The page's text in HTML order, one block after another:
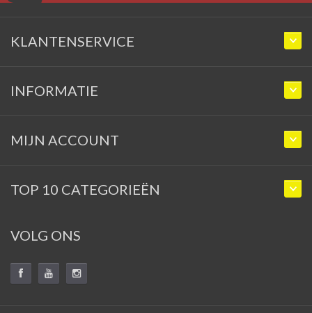
KLANTENSERVICE
INFORMATIE
MIJN ACCOUNT
TOP 10 CATEGORIEËN
VOLG ONS